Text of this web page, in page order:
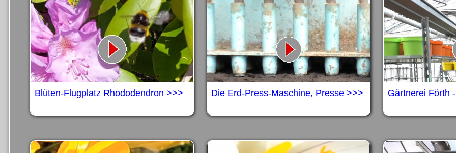
Blüten-Flugplatz Rhododendron >>> Die Erd-Press-Maschine, Presse >>> Gärtnerei Förth